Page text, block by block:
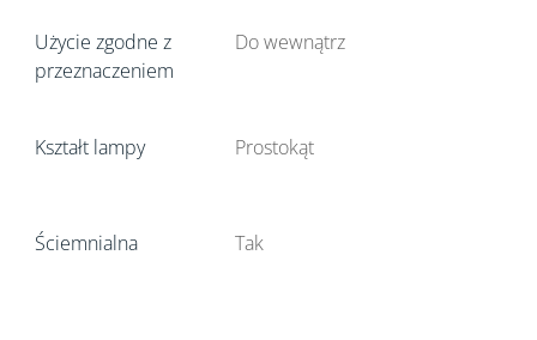
Użycie zgodne z
przeznaczeniem
Do wewnątrz
Kształt lampy Prostokąt
Ściemnialna Tak